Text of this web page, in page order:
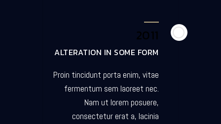
2011
ALTERATION IN SOME FORM
Proin tincidunt porta enim, vitae
fermentum sem laoreet nec.
Nam ut lorem posuere,
consectetur erat a, lacinia